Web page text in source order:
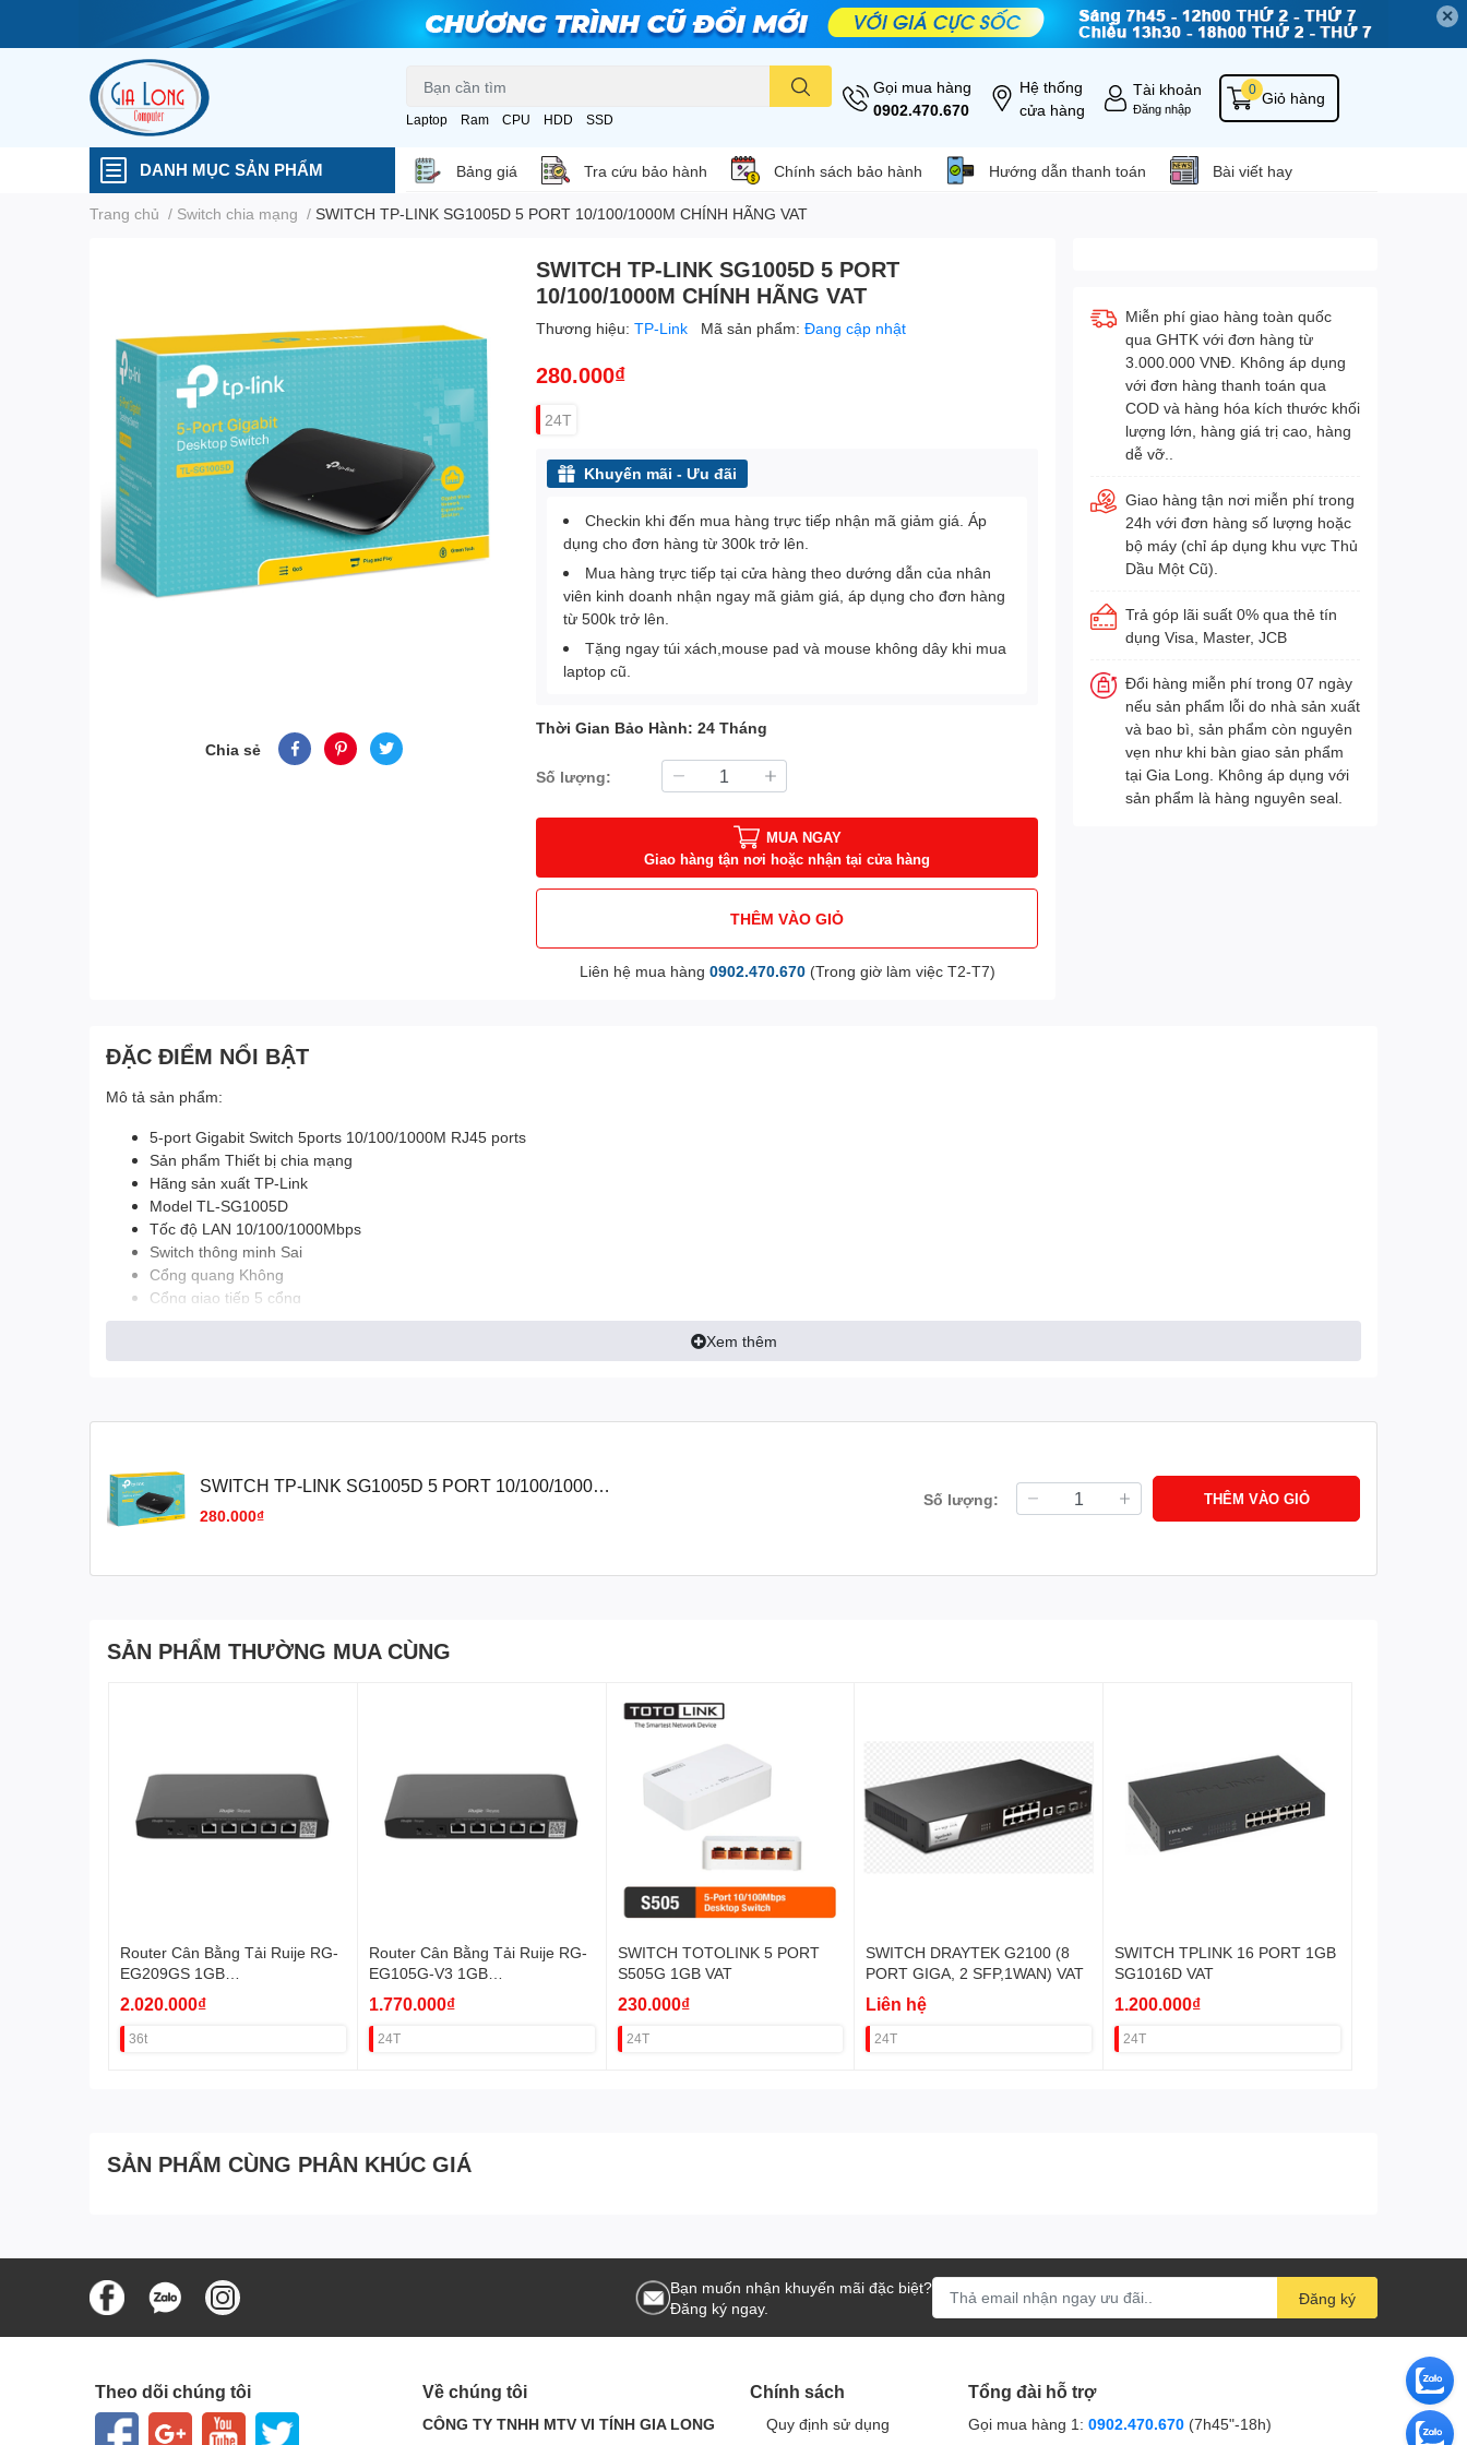
✕
Laptop Ram CPU HDD SSD
Gọi mua hàng
0902.470.670
Hệ thống
cửa hàng
Tài khoản
Đăng nhập
Giỏ hàng
0
DANH MỤC SẢN PHẨM Bảng giá Tra cứu bảo hành Chính sách bảo hành Hướng dẫn thanh toán Bài viết hay
Trang chủ / Switch chia mạng / SWITCH TP-LINK SG1005D 5 PORT 10/100/1000M CHÍNH HÃNG VAT
Chia sẻ
SWITCH TP-LINK SG1005D 5 PORT
10/100/1000M CHÍNH HÃNG VAT
Thương hiệu:TP-Link Mã sản phẩm:Đang cập nhật
280.000₫
24T
Khuyến mãi - Ưu đãi
Checkin khi đến mua hàng trực tiếp nhận mã giảm giá. Áp
dụng cho đơn hàng từ 300k trở lên.
Mua hàng trực tiếp tại cửa hàng theo dướng dẫn của nhân
viên kinh doanh nhận ngay mã giảm giá, áp dụng cho đơn hàng
từ 500k trở lên.
Tặng ngay túi xách,mouse pad và mouse không dây khi mua
laptop cũ.
Thời Gian Bảo Hành: 24 Tháng
Số lượng:
MUA NGAY
Giao hàng tận nơi hoặc nhận tại cửa hàng
THÊM VÀO GIỎ
Liên hệ mua hàng 0902.470.670(Trong giờ làm việc T2-T7)
Miễn phí giao hàng toàn quốc
qua GHTK với đơn hàng từ
3.000.000 VNĐ. Không áp dụng
với đơn hàng thanh toán qua
COD và hàng hóa kích thước khối
lượng lớn, hàng giá trị cao, hàng
dễ vỡ..
Giao hàng tận nơi miễn phí trong
24h với đơn hàng số lượng hoặc
bộ máy (chỉ áp dụng khu vực Thủ
Dầu Một Cũ).
Trả góp lãi suất 0% qua thẻ tín
dụng Visa, Master, JCB
Đổi hàng miễn phí trong 07 ngày
nếu sản phẩm lỗi do nhà sản xuất
và bao bì, sản phẩm còn nguyên
vẹn như khi bàn giao sản phẩm
tại Gia Long. Không áp dụng với
sản phẩm là hàng nguyên seal.
ĐẶC ĐIỂM NỔI BẬT
Mô tả sản phẩm:
5-port Gigabit Switch 5ports 10/100/1000M RJ45 ports
Sản phẩm Thiết bị chia mạng
Hãng sản xuất TP-Link
Model TL-SG1005D
Tốc độ LAN 10/100/1000Mbps
Switch thông minh Sai
Cổng quang Không
Cổng giao tiếp 5 cổng
Kích thước 140*88*23 mm
Xem thêm
SWITCH TP-LINK SG1005D 5 PORT 10/100/1000M
CHÍNH HÃNG VAT
280.000₫
Số lượng: THÊM VÀO GIỎ
SẢN PHẨM THƯỜNG MUA CÙNG
Router Cân Bằng Tải Ruije RG-
EG209GS 1GB
(4WAN,1SFP,200user) VAT
2.020.000₫
36t
Router Cân Bằng Tải Ruije RG-
EG105G-V3 1GB
(2WAN,4LAN,100user) VAT
1.770.000₫
24T
SWITCH TOTOLINK 5 PORT
S505G 1GB VAT
230.000₫
24T
SWITCH DRAYTEK G2100 (8
PORT GIGA, 2 SFP,1WAN) VAT
Liên hệ
24T
SWITCH TPLINK 16 PORT 1GB
SG1016D VAT
1.200.000₫
24T
SẢN PHẨM CÙNG PHÂN KHÚC GIÁ
Bạn muốn nhận khuyến mãi đặc biệt?
Đăng ký ngay.
Đăng ký
Theo dõi chúng tôi Về chúng tôi
CÔNG TY TNHH MTV VI TÍNH GIA LONG
Chính sách
Quy định sử dụng
Tổng đài hỗ trợ
Gọi mua hàng 1: 0902.470.670 (7h45"-18h)